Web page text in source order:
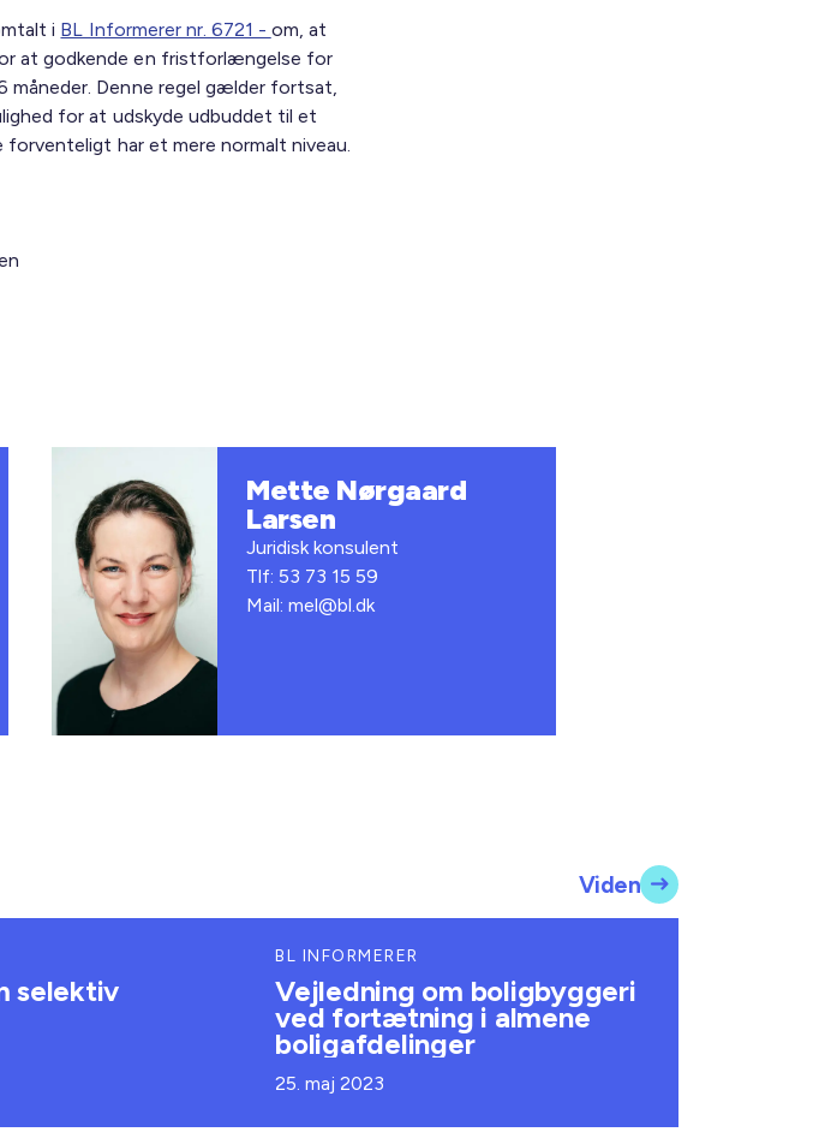
i BL Informerer nr. 6721 - om, at
at godkende en fristforlængelse for
måneder. Denne regel gælder fortsat,
for at udskyde udbuddet til et
har et mere normalt niveau.
Mette Nørgaard
Larsen
Juridisk konsulent
Tlf: 53 73 15 59
Mail: mel@bl.dk
Viden
selektiv
BL INFORMERER
Vejledning om boligbyggeri
ved fortætning i almene
boligafdelinger
25. maj 2023